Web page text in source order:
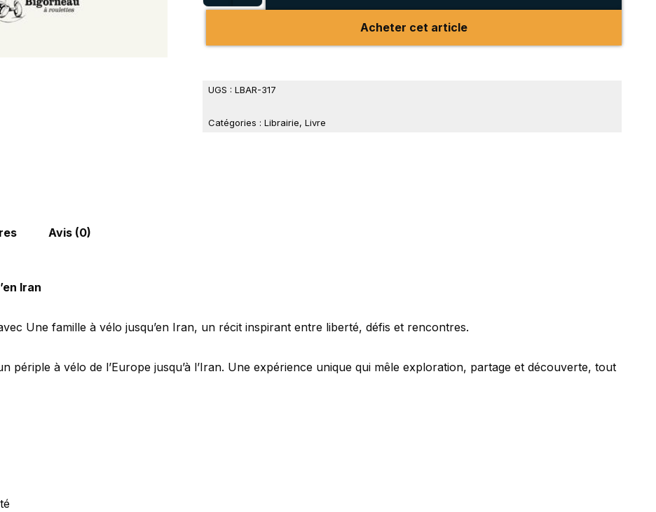
Acheter cet article
UGS : LBAR-317
Catégories : Librairie, Livre
Avis (0)
Iran
Une famille à vélo jusqu’en Iran, un récit inspirant entre liberté, défis et rencontres.
périple à vélo de l’Europe jusqu’à l’Iran. Une expérience unique qui mêle exploration, partage et découverte, tout